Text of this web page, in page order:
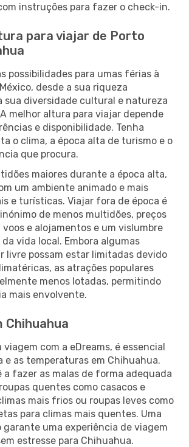
instruções para fazer o check-in.
para viajar de Porto
possibilidades para umas férias à
desde a sua riqueza
sua diversidade cultural e natureza
melhor altura para viajar depende
e disponibilidade. Tenha
o clima, a época alta de turismo e o
que procura.
maiores durante a época alta,
um ambiente animado e mais
e turísticas. Viajar fora de época é
de menos multidões, preços
voos e alojamentos e um vislumbre
vida local. Embora algumas
livre possam estar limitadas devido
as atrações populares
menos lotadas, permitindo
mais envolvente.
Chihuahua
viagem com a eDreams, é essencial
e as temperaturas em Chihuahua.
a fazer as malas de forma adequada
quentes como casacos e
mais frios ou roupas leves como
para climas mais quentes. Uma
garante uma experiência de viagem
estresse para Chihuahua.